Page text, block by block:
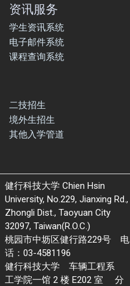
资讯服务
学生资讯系统
电子邮件系统
课程查询系统
二技招生
境外生招生
其他入学管道
健行科技大学 Chien Hsin
University, No.229, Jianxing Rd.,
Zhongli Dist., Taoyuan City
32097, Taiwan(R.O.C.)
桃园市中坜区健行路229号 电
话：03-4581196
健行科技大学 车辆工程系
工学院一馆 2 楼 E202 室 分